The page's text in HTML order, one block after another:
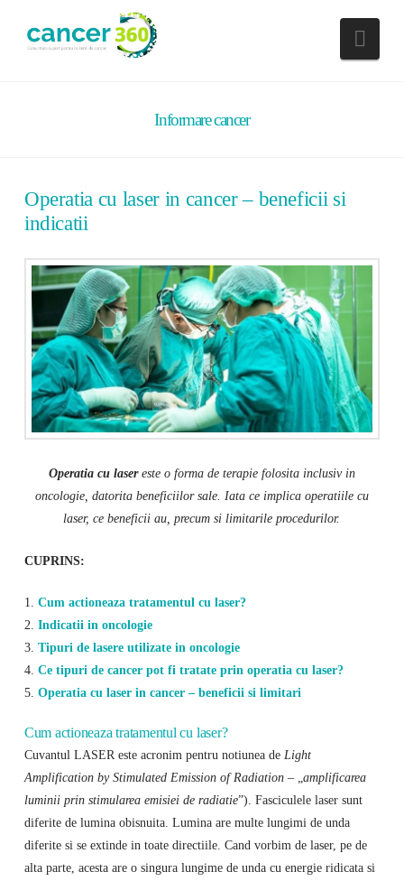
Informare cancer
Operatia cu laser in cancer – beneficii si
indicatii
Operatia cu lasereste o forma de terapie folosita inclusiv in
oncologie, datorita beneficiilor sale. Iata ce implica operatiile cu
laser, ce beneficii au, precum si limitarile procedurilor.
CUPRINS:
1. Cum actioneaza tratamentul cu laser?
2. Indicatii in oncologie
3. Tipuri de lasere utilizate in oncologie
4. Ce tipuri de cancer pot fi tratate prin operatia cu laser?
5. Operatia cu laser in cancer – beneficii si limitari
Cum actioneaza tratamentul cu laser?
Cuvantul LASER este acronim pentru notiunea de Light
Amplification by Stimulated Emission of Radiation– „ amplificarea
luminii prin stimularea emisiei de radiatie”). Fasciculele laser sunt
diferite de lumina obisnuita. Lumina are multe lungimi de unda
diferite si se extinde in toate directiile. Cand vorbim de laser, pe de
alta parte, acesta are o singura lungime de unda cu energie ridicata si